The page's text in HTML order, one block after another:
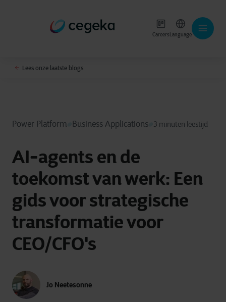
CareersLanguage
Lees onze laatste blogs
Power Platform Business Applications 3 minuten leestijd
AI-agents en de
toekomst van werk: Een
gids voor strategische
transformatie voor
CEO/CFO's
Jo Neetesonne